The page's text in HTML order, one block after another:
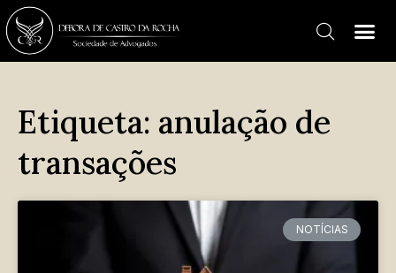
Etiqueta: anulação de
transações
NOTÍCIAS